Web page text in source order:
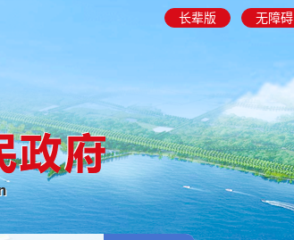
长辈版 无障碍